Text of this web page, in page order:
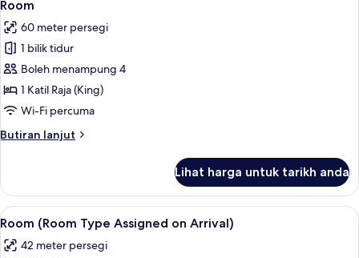
semua
foto
untuk
Room
Room
60 meter persegi
1 bilik tidur
Boleh menampung 4
1 Katil Raja (King)
Wi-Fi percuma
Butiran lanjut
Butiran
Lihat harga untuk tarikh anda
Lihat
semua
foto
Room (Room Type Assigned on
5
Room (Room Type Assigned on Arrival)
42 meter persegi